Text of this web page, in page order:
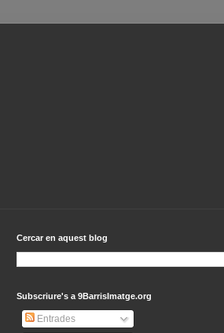
Cercar en aquest blog
Subscriure's a 9BarrisImatge.org
Entrades